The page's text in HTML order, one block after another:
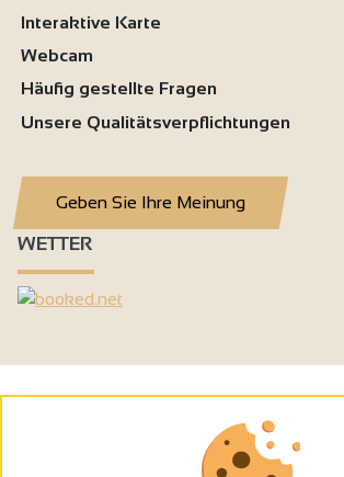
Interaktive Karte
Webcam
Häufig gestellte Fragen
Unsere Qualitätsverpflichtungen
Geben Sie Ihre Meinung
WETTER